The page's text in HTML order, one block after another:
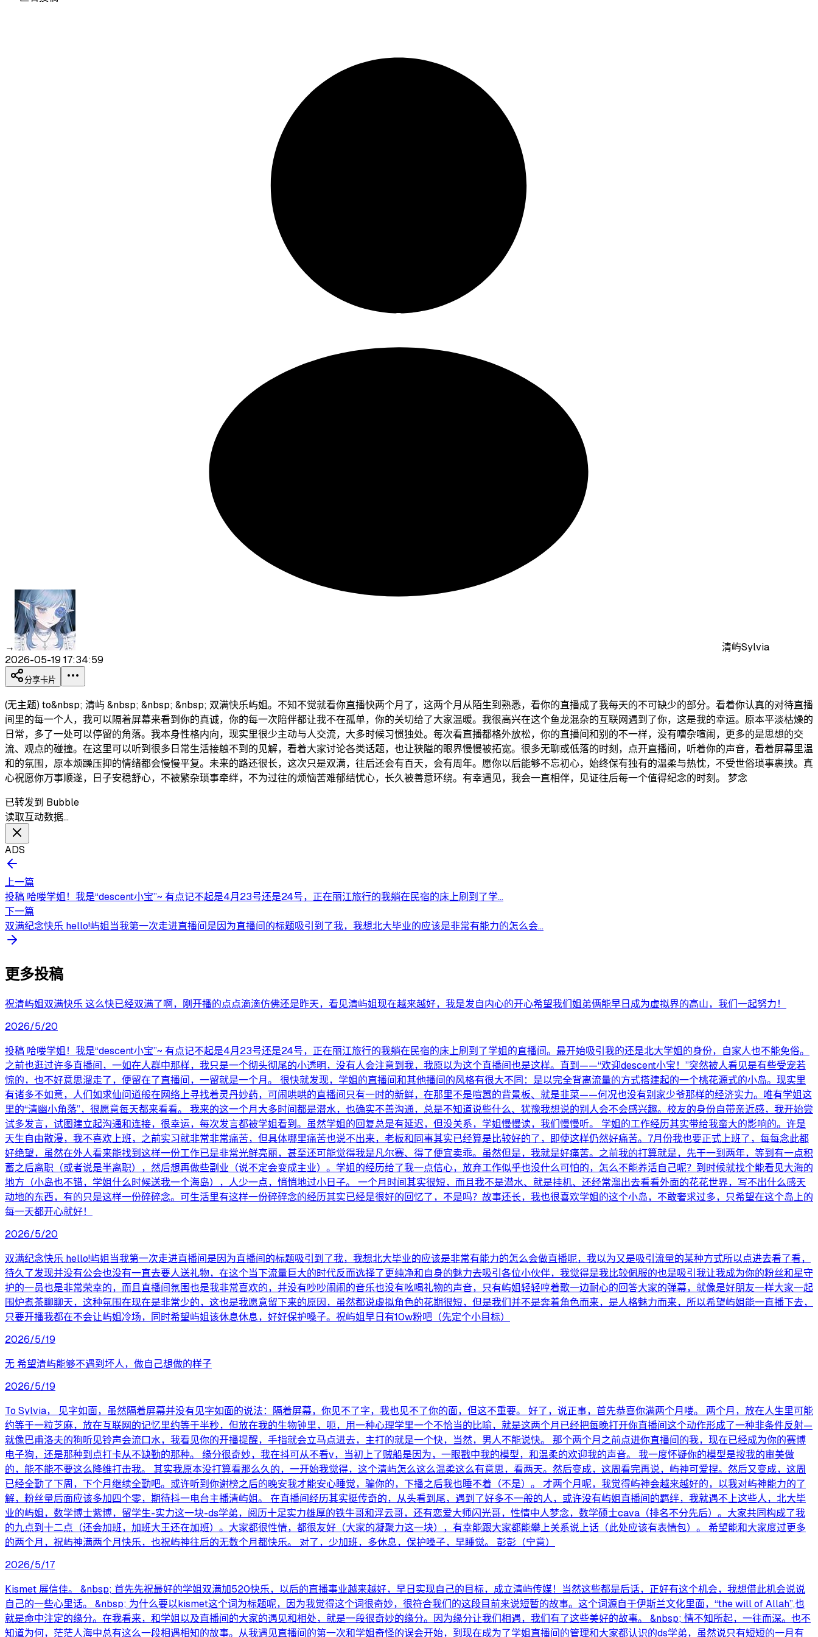
→
清屿Sylvia
2026-05-19 17:34:59
分享卡片
(无主题) to&nbsp; 清屿 &nbsp; &nbsp; &nbsp; 双满快乐屿姐。不知不觉就看你直播快两个月了，这两个月从陌生到熟悉，看你的直播成了我每天的不可缺少的部分。看着你认真的对待直播
间里的每一个人，我可以隔着屏幕来看到你的真诚，你的每一次陪伴都让我不在孤单，你的关切给了大家温暖。我很高兴在这个鱼龙混杂的互联网遇到了你，这是我的幸运。原本平淡枯燥的
日常，多了一处可以停留的角落。我本身性格内向，现实里很少主动与人交流，大多时候习惯独处。每次看直播都格外放松，你的直播间和别的不一样，没有嘈杂喧闹，更多的是思想的交
流、观点的碰撞。在这里可以听到很多日常生活接触不到的见解，看着大家讨论各类话题，也让狭隘的眼界慢慢被拓宽。很多无聊或低落的时刻，点开直播间，听着你的声音，看着屏幕里温
和的氛围，原本烦躁压抑的情绪都会慢慢平复。未来的路还很长，这次只是双满，往后还会有百天，会有周年。愿你以后能够不忘初心，始终保有独有的温柔与热忱，不受世俗琐事裹挟。真
心祝愿你万事顺遂，日子安稳舒心，不被繁杂琐事牵绊，不为过往的烦恼苦难郁结忧心，长久被善意环绕。有幸遇见，我会一直相伴，见证往后每一个值得纪念的时刻。 梦念
已转发到 Bubble
读取互动数据…
ADS
上一篇
投稿 哈喽学姐！我是“descent小宝”~ 有点记不起是4月23号还是24号，正在丽江旅行的我躺在民宿的床上刷到了学...
下一篇
双满纪念快乐 hello!屿姐当我第一次走进直播间是因为直播间的标题吸引到了我，我想北大毕业的应该是非常有能力的怎么会...
更多投稿
祝清屿姐双满快乐 这么快已经双满了啊，刚开播的点点滴滴仿佛还是昨天，看见清屿姐现在越来越好，我是发自内心的开心希望我们姐弟俩能早日成为虚拟界的高山，我们一起努力！
2026/5/20
投稿 哈喽学姐！我是“descent小宝”~ 有点记不起是4月23号还是24号，正在丽江旅行的我躺在民宿的床上刷到了学姐的直播间。最开始吸引我的还是北大学姐的身份，自家人也不能免俗。
之前也逛过许多直播间，一如在人群中那样，我只是一个彻头彻尾的小透明，没有人会注意到我，我原以为这个直播间也是这样。直到——“欢迎descent小宝！”突然被人看见是有些受宠若
惊的，也不好意思溜走了，便留在了直播间，一留就是一个月。 很快就发现，学姐的直播间和其他播间的风格有很大不同：是以完全背离流量的方式搭建起的一个桃花源式的小岛。现实里
有诸多不如意，人们如求仙问道般在网络上寻找着灵丹妙药，可闹哄哄的直播间只有一时的新鲜，在那里不是喧嚣的背景板、就是韭菜——何况也没有别家少爷那样的经济实力。唯有学姐这
里的“清幽小角落”，很愿意每天都来看看。 我来的这一个月大多时间都是潜水，也确实不善沟通，总是不知道说些什么、犹豫我想说的别人会不会感兴趣。校友的身份自带亲近感，我开始尝
试多发言，试图建立起沟通和连接，很幸运，每次发言都被学姐看到。虽然学姐的回复总是有延迟，但没关系，学姐慢慢读，我们慢慢听。 学姐的工作经历其实带给我蛮大的影响的。许是
天生自由散漫，我不喜欢上班，之前实习就非常非常痛苦，但具体哪里痛苦也说不出来，老板和同事其实已经算是比较好的了，即使这样仍然好痛苦。7月份我也要正式上班了，每每念此都
好绝望，虽然在外人看来能找到这样一份工作已是非常光鲜亮丽，甚至还可能觉得我是凡尔赛、得了便宜卖乖。虽然但是，我就是好痛苦。之前我的打算就是，先干一到两年，等到有一点积
蓄之后离职（或者说是半离职），然后想再做些副业（说不定会变成主业）。学姐的经历给了我一点信心，放弃工作似乎也没什么可怕的，怎么不能养活自己呢？到时候就找个能看见大海的
地方（小岛也不错，学姐什么时候送我一个海岛），人少一点，悄悄地过小日子。 一个月时间其实很短，而且我不是潜水、就是挂机、还经常溜出去看看外面的花花世界，写不出什么感天
动地的东西，有的只是这样一份碎碎念。可生活里有这样一份碎碎念的经历其实已经是很好的回忆了，不是吗？故事还长，我也很喜欢学姐的这个小岛，不敢奢求过多，只希望在这个岛上的
每一天都开心就好！
2026/5/20
双满纪念快乐 hello!屿姐当我第一次走进直播间是因为直播间的标题吸引到了我，我想北大毕业的应该是非常有能力的怎么会做直播呢，我以为又是吸引流量的某种方式所以点进去看了看，
待久了发现并没有公会也没有一直去要人送礼物，在这个当下流量巨大的时代反而选择了更纯净和自身的魅力去吸引各位小伙伴，我觉得是我比较佩服的也是吸引我让我成为你的粉丝和星守
护的一员也是非常荣幸的，而且直播间氛围也是我非常喜欢的，并没有吵吵闹闹的音乐也没有吆喝礼物的声音，只有屿姐轻轻哼着歌一边耐心的回答大家的弹幕，就像是好朋友一样大家一起
围炉煮茶聊聊天，这种氛围在现在是非常少的，这也是我愿意留下来的原因，虽然都说虚拟角色的花期很短，但是我们并不是奔着角色而来，是人格魅力而来，所以希望屿姐能一直播下去，
只要开播我都在不会让屿姐冷场，同时希望屿姐该休息休息，好好保护嗓子。祝屿姐早日有10w粉吧（先定个小目标）
2026/5/19
无 希望清屿能够不遇到坏人，做自己想做的样子
2026/5/19
To Sylvia， 见字如面，虽然隔着屏幕并没有见字如面的说法：隔着屏幕，你见不了字，我也见不了你的面，但这不重要。 好了，说正事，首先恭喜你满两个月喽。 两个月，放在人生里可能
约等于一粒芝麻，放在互联网的记忆里约等于半秒，但放在我的生物钟里，呃，用一种心理学里一个不恰当的比喻，就是这两个月已经把每晚打开你直播间这个动作形成了一种非条件反射—
就像巴甫洛夫的狗听见铃声会流口水，我看见你的开播提醒，手指就会立马点进去，主打的就是一个快，当然，男人不能说快。 那个两个月之前点进你直播间的我，现在已经成为你的赛博
电子狗，还是那种到点打卡从不缺勤的那种。 缘分很奇妙，我在抖可从不看v，当初上了贼船是因为，一眼戳中我的模型，和温柔的欢迎我的声音。 我一度怀疑你的模型是按我的审美做
的，能不能不要这么降维打击我。 其实我原本没打算看那么久的，一开始我觉得，这个清屿怎么这么温柔这么有意思，看两天。然后变成，这周看完再说，屿神可爱捏。然后又变成，这周
已经全勤了下周，下个月继续全勤吧。或许听到你谢榜之后的晚安我才能安心睡觉，骗你的，下播之后我也睡不着（不是）。 才两个月呢，我觉得屿神会越来越好的，以我对屿神能力的了
解，粉丝量后面应该多加四个零，期待抖一电台主播清屿姐。 在直播间经历其实挺传奇的，从头看到尾，遇到了好多不一般的人，或许没有屿姐直播间的羁绊，我就遇不上这些人，北大毕
业的屿姐，数学博士紫博，留学生-实力这一块-ds学弟，阅历十足实力雄厚的铁牛哥和浮云哥，还有恋爱大师闪光哥，性情中人梦念，数学硕士cava（排名不分先后）。大家共同构成了我
的九点到十二点（还会加班，加班大王还在加班）。大家都很性情，都很友好（大家的凝聚力这一块），有幸能跟大家都能攀上关系说上话（此处应该有表情包）。 希望能和大家度过更多
的两个月，祝屿神满两个月快乐，也祝屿神往后的无数个月都快乐。 对了，少加班，多休息，保护嗓子，早睡觉。 彭彭（宁意）
2026/5/17
Kismet 展信佳。 &nbsp; 首先先祝最好的学姐双满加520快乐，以后的直播事业越来越好，早日实现自己的目标，成立清屿传媒！当然这些都是后话，正好有这个机会，我想借此机会说说
自己的一些心里话。 &nbsp; 为什么要以kismet这个词为标题呢，因为我觉得这个词很奇妙，很符合我们的这段目前来说短暂的故事。这个词源自于伊斯兰文化里面，“the will of Allah”,也
就是命中注定的缘分。在我看来，和学姐以及直播间的大家的遇见和相处，就是一段很奇妙的缘分。因为缘分让我们相遇，我们有了这些美好的故事。 &nbsp; 情不知所起，一往而深。也不
知道为何，茫茫人海中总有这么一段相遇相知的故事。从我遇见直播间的第一次和学姐奇怪的误会开始，到现在成为了学姐直播间的管理和大家都认识的ds学弟，虽然说只有短短的一月有